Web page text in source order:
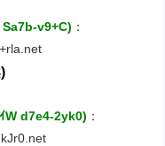
Sa7b-v9+C) ：
W d7e4-2yk0) ：